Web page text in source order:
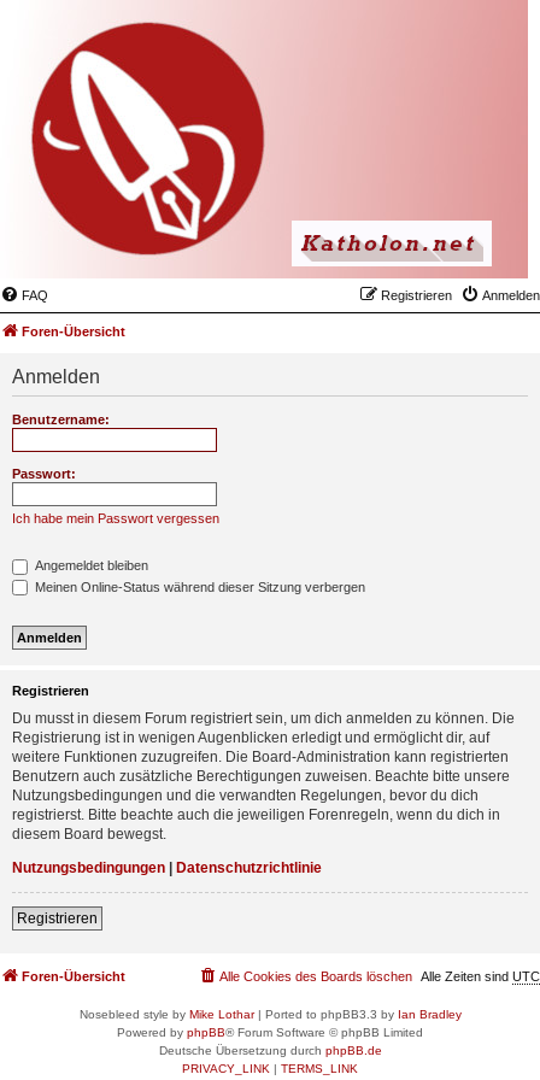
FAQ Anmelden
Registrieren
Foren-Übersicht
Anmelden
Benutzername:
Passwort:
Ich habe mein Passwort vergessen
Angemeldet bleiben
Meinen Online-Status während dieser Sitzung verbergen
Registrieren
Du musst in diesem Forum registriert sein, um dich anmelden zu können. Die
Registrierung ist in wenigen Augenblicken erledigt und ermöglicht dir, auf
weitere Funktionen zuzugreifen. Die Board-Administration kann registrierten
Benutzern auch zusätzliche Berechtigungen zuweisen. Beachte bitte unsere
Nutzungsbedingungen und die verwandten Regelungen, bevor du dich
registrierst. Bitte beachte auch die jeweiligen Forenregeln, wenn du dich in
diesem Board bewegst.
Nutzungsbedingungen | Datenschutzrichtlinie
Registrieren
Foren-Übersicht Alle Zeiten sind UTC
Alle Cookies des Boards löschen
Nosebleed style by Mike Lothar| Ported to phpBB3.3 by Ian Bradley
Powered by phpBB® Forum Software © phpBB Limited
Deutsche Übersetzung durch phpBB.de
PRIVACY_LINK | TERMS_LINK